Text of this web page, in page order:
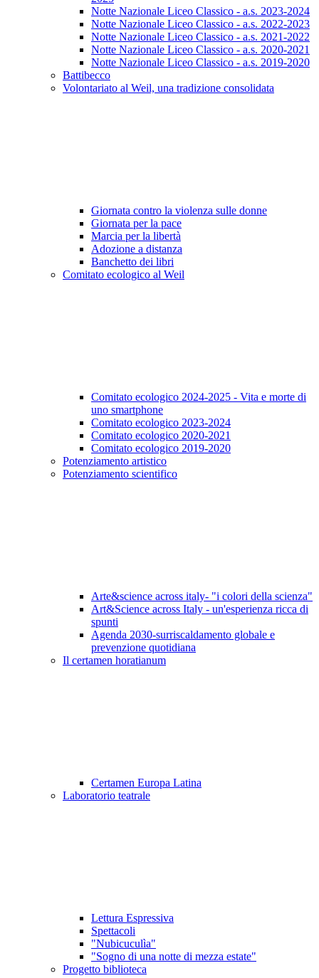
Notte Nazionale Liceo Classico - a.s. 2023-2024
Notte Nazionale Liceo Classico - a.s. 2022-2023
Notte Nazionale Liceo Classico - a.s. 2021-2022
Notte Nazionale Liceo Classico - a.s. 2020-2021
Notte Nazionale Liceo Classico - a.s. 2019-2020
Battibecco
Volontariato al Weil, una tradizione consolidata
Giornata contro la violenza sulle donne
Giornata per la pace
Marcia per la libertà
Adozione a distanza
Banchetto dei libri
Comitato ecologico al Weil
Comitato ecologico 2024-2025 - Vita e morte di
uno smartphone
Comitato ecologico 2023-2024
Comitato ecologico 2020-2021
Comitato ecologico 2019-2020
Potenziamento artistico
Potenziamento scientifico
Arte&science across italy- "i colori della scienza"
Art&Science across Italy - un'esperienza ricca di
spunti
Agenda 2030-surriscaldamento globale e
prevenzione quotidiana
Il certamen horatianum
Certamen Europa Latina
Laboratorio teatrale
Lettura Espressiva
Spettacoli
"Nubicuculìa"
"Sogno di una notte di mezza estate"
Progetto biblioteca